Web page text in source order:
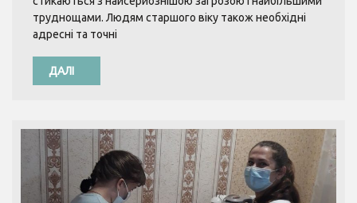
труднощами. Людям старшого віку також необхідні
адресні та точні
ДАЛІ